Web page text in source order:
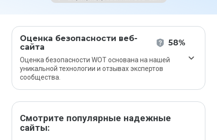
Оценка безопасности веб-
сайта
58%
Оценка безопасности WOT основана на нашей
уникальной технологии и отзывах экспертов
сообщества.
Смотрите популярные надежные
сайты: